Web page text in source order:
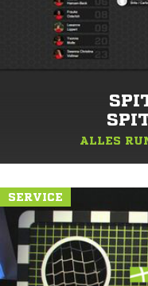
ALLES
SERVICE